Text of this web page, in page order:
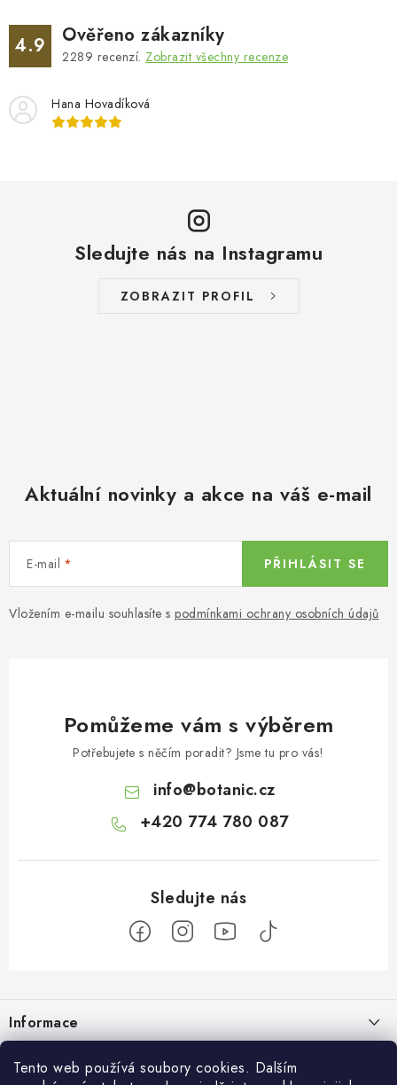
Tento web používá soubory cookies. Dalším
4.9 Ověřeno zákazníky
2289 recenzí. Zobrazit všechny recenze
Hana Hovadíková
Sledujte nás na Instagramu
ZOBRAZIT PROFIL
Aktuální novinky a akce na váš e-mail
E-mail
Vložením e-mailu souhlasíte s podmínkami ochrany osobních údajů
PŘIHLÁSIT SE
Pomůžeme vám s výběrem
Potřebujete s něčím poradit? Jsme tu pro vás!
info@botanic.cz
+420 774 780 087
p
a
Informace
Botanic